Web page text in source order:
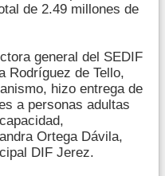
de 2.49 millones de
general del SEDIF
Rodríguez de Tello,
hizo entrega de
a personas adultas
Ortega Dávila,
DIF Jerez.